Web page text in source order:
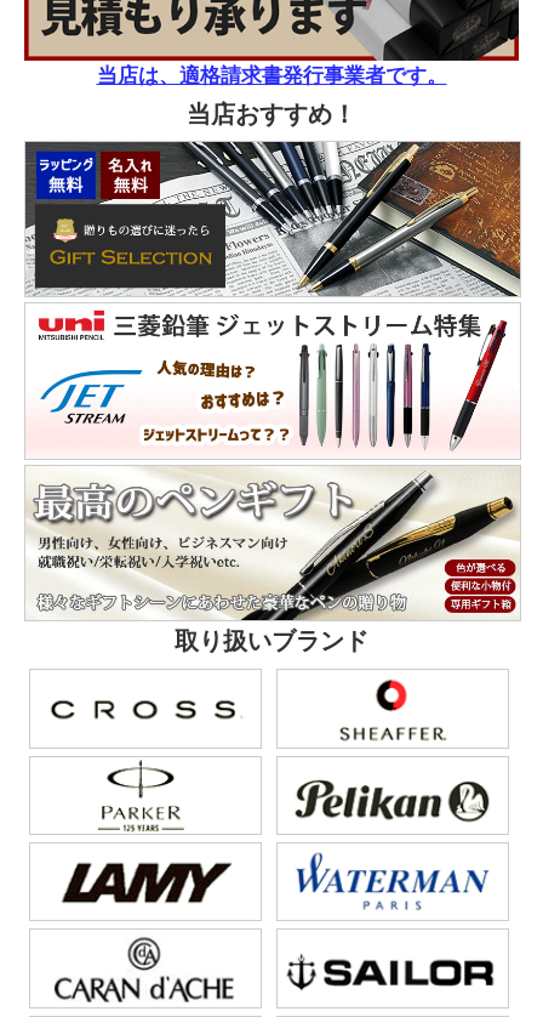
当店は、適格請求書発行事業者です。
当店おすすめ！
取り扱いブランド